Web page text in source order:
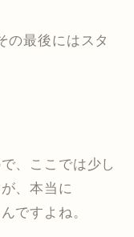
の最後にはスタ
、ここでは少し
、本当に
ですよね。